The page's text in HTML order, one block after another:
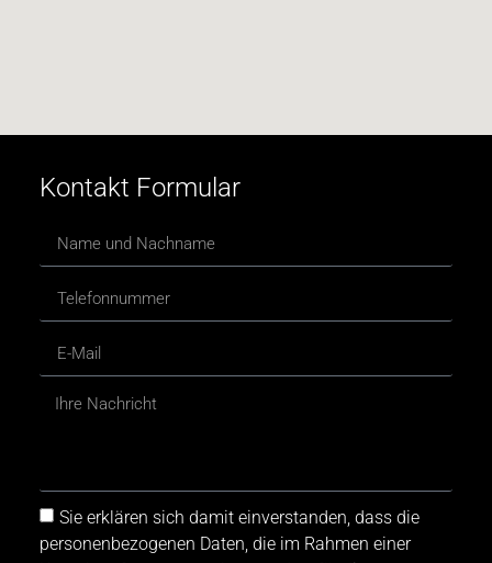
Kontakt Formular
Sie erklären sich damit einverstanden, dass die
personenbezogenen Daten, die im Rahmen einer